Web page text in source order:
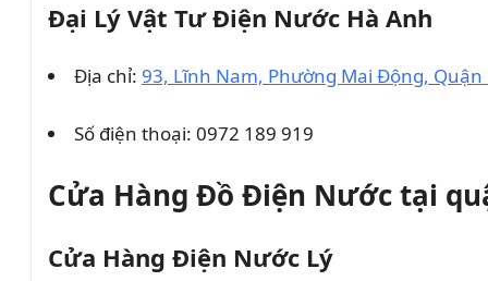
Đại Lý Vật Tư Điện Nước Hà Anh
Địa chỉ: 93, Lĩnh Nam, Phường Mai Động,
Số điện thoại: 0972 189 919
Cửa Hàng Đồ Điện Nước tại
Cửa Hàng Điện Nước Lý